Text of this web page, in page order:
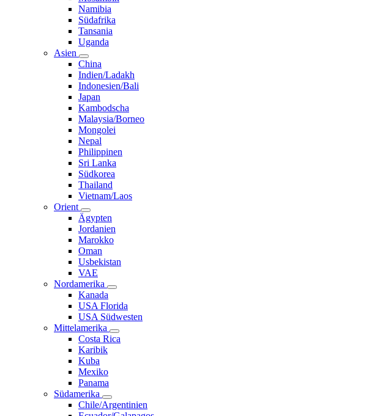
Namibia
Südafrika
Tansania
Uganda
Asien
China
Indien/Ladakh
Indonesien/Bali
Japan
Kambodscha
Malaysia/Borneo
Mongolei
Nepal
Philippinen
Sri Lanka
Südkorea
Thailand
Vietnam/Laos
Orient
Ägypten
Jordanien
Marokko
Oman
Usbekistan
VAE
Nordamerika
Kanada
USA Florida
USA Südwesten
Mittelamerika
Costa Rica
Karibik
Kuba
Mexiko
Panama
Südamerika
Chile/Argentinien